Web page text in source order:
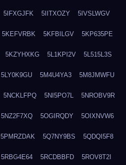
5IFXGJFK 5IITXOZY 5IVSLWGV
5KEFVRBK 5KFBILGV 5KP635PE
5KZYHXKG 5L1KPI2V 5L515L3S
5LY0K9GU 5M4U4YA3 5M8JMWFU
5NCKLFPQ 5NI5PO7L 5NROBV9R
5NZ2F7XQ 5OGIRQDY 5OIXNVW6
5PMRZDAK 5Q7NY9BS 5QDQI5F8
5RBG4E64 5RCDBBFD 5ROV8T2I